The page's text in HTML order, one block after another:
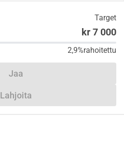
Target
kr 7 000
2,9%rahoitettu
Jaa
Lahjoita